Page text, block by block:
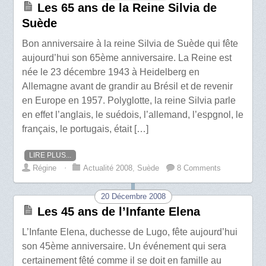
Les 65 ans de la Reine Silvia de
Suède
Bon anniversaire à la reine Silvia de Suède qui fête
aujourd’hui son 65ème anniversaire. La Reine est
née le 23 décembre 1943 à Heidelberg en
Allemagne avant de grandir au Brésil et de revenir
en Europe en 1957. Polyglotte, la reine Silvia parle
en effet l’anglais, le suédois, l’allemand, l’espgnol, le
français, le portugais, était […]
LIRE PLUS...
Régine ⋅ Actualité 2008 Suède 8 Comments
20 Décembre 2008
Les 45 ans de l’Infante Elena
L’Infante Elena, duchesse de Lugo, fête aujourd’hui
son 45ème anniversaire. Un événement qui sera
certainement fêté comme il se doit en famille au